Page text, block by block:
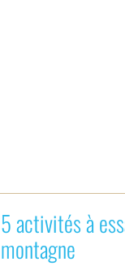
5 activités à
montagne